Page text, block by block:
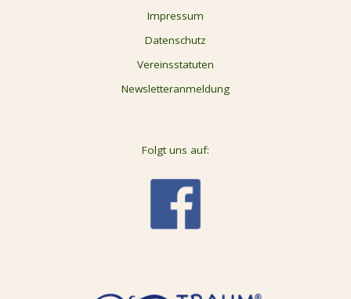
Impressum
Datenschutz
Vereinsstatuten
Newsletteranmeldung
Folgt uns auf: